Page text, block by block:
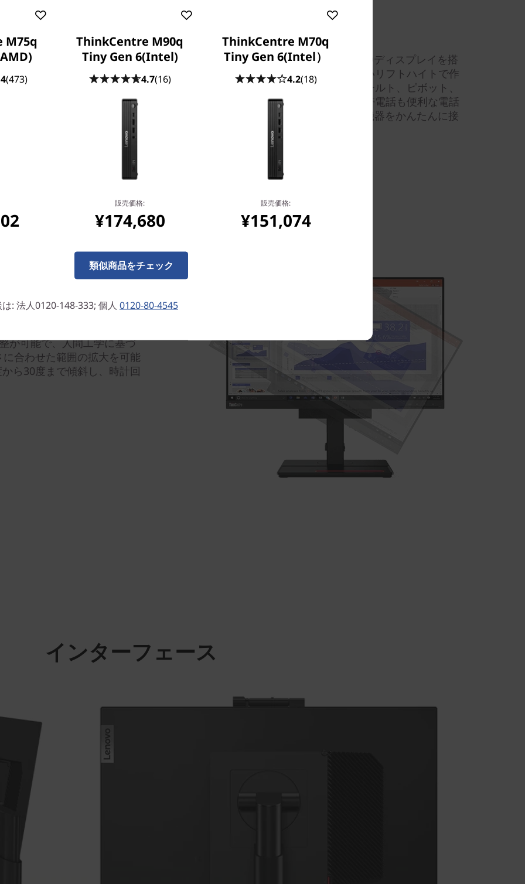
詳細なディスプレイで快適な作業環境を実現
使いやすいデザインの筐体に詳細で鮮明な23.8型FHDディスプレイを搭
載して、ビジネスの生産性に貢献します。よりも高いリフトハイトで作
業エリアをすっきりと整理整頓し、省スペースで、チルト、ピボット、
スイベル機能で快適さを最大限に引き出します。携帯電話も便利な電話
ホルダーに収納でき、サイドのUSBポートは、周辺機器をかんたんに接
続できます。
が可能で、人間工学に基づ
合わせた範囲の拡大を可能
ら30度まで傾斜し、時計回
インターフェース
M75q
(473)
ThinkCentre M90q
Tiny Gen 6(Intel)
4.7(16)
販売価格:
¥174,680
ThinkCentre M70q
Tiny Gen 6(Intel）
4.2(18)
販売価格:
¥151,074
類似商品をチェック
: 法人0120-148-333; 個人 0120-80-4545